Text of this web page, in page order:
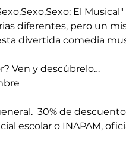
El
diferentes, pero un
divertida comedia
Ven y descúbrelo…
30% de
escolar o INAPAM,